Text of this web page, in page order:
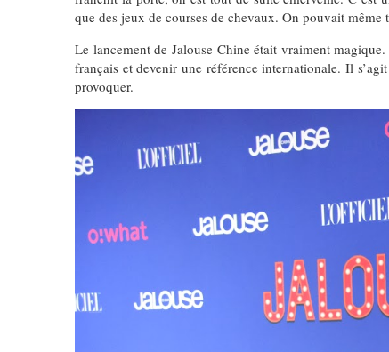
que des jeux de courses de chevaux. On pouvait
Le lancement de Jalouse Chine était vraiment
français et devenir une référence internationale. Il
provoquer.